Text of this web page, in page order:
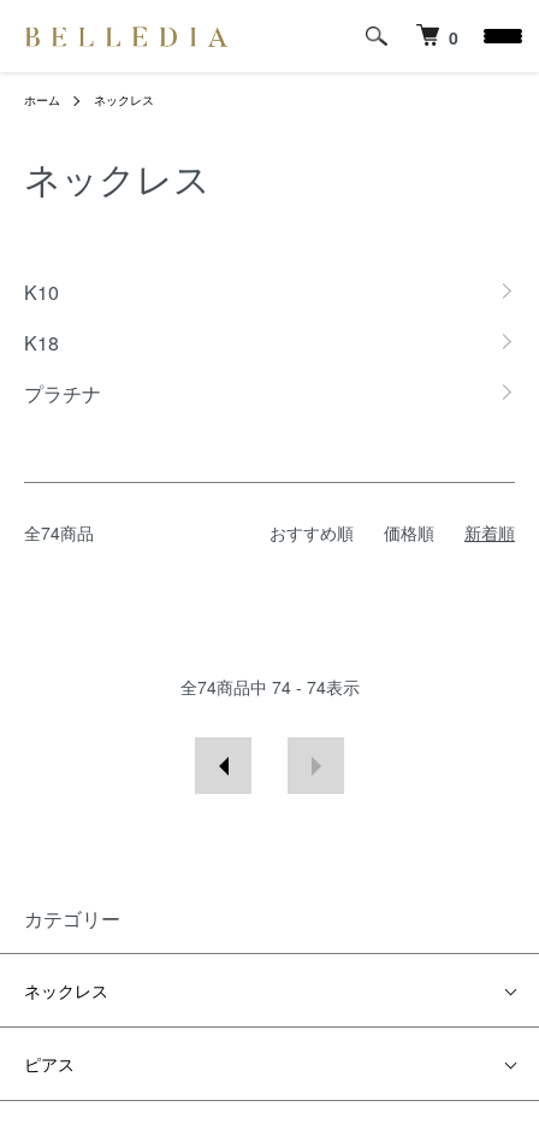
0
ホーム ネックレス
ネックレス
K10
K18
プラチナ
全74商品 おすすめ順 価格順 新着順
全74商品中 74 - 74表示
カテゴリー
ネックレス
ピアス